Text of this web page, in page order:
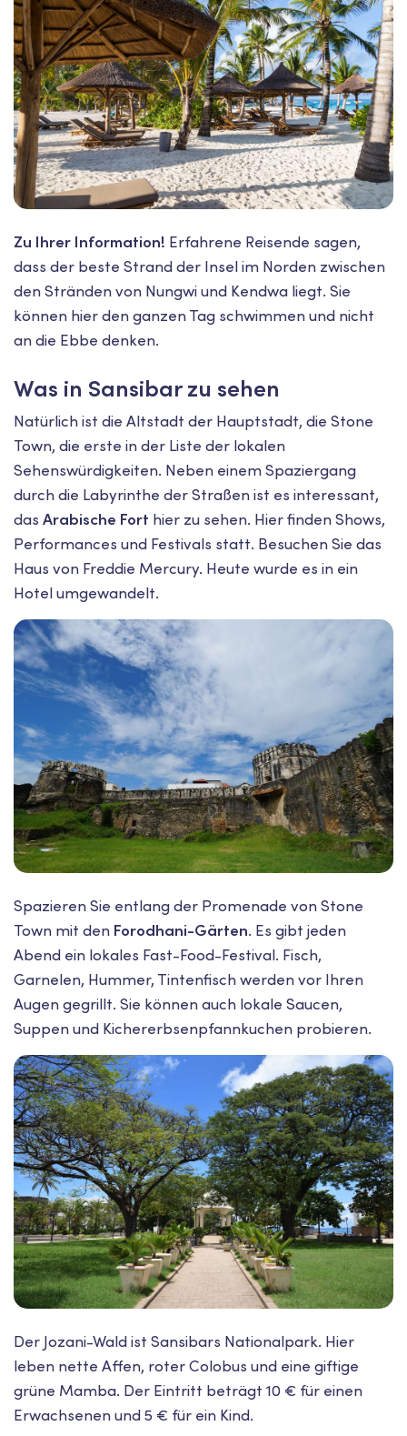
Zu Ihrer Information! Erfahrene Reisende sagen,
dass der beste Strand der Insel im Norden zwischen
den Stränden von Nungwi und Kendwa liegt. Sie
können hier den ganzen Tag schwimmen und nicht
an die Ebbe denken.
Was in Sansibar zu sehen
Natürlich ist die Altstadt der Hauptstadt, die Stone
Town, die erste in der Liste der lokalen
Sehenswürdigkeiten. Neben einem Spaziergang
durch die Labyrinthe der Straßen ist es interessant,
das Arabische Fort hier zu sehen. Hier finden Shows,
Performances und Festivals statt. Besuchen Sie das
Haus von Freddie Mercury. Heute wurde es in ein
Hotel umgewandelt.
Spazieren Sie entlang der Promenade von Stone
Town mit den Forodhani-Gärten. Es gibt jeden
Abend ein lokales Fast-Food-Festival. Fisch,
Garnelen, Hummer, Tintenfisch werden vor Ihren
Augen gegrillt. Sie können auch lokale Saucen,
Suppen und Kichererbsenpfannkuchen probieren.
Der Jozani-Wald ist Sansibars Nationalpark. Hier
leben nette Affen, roter Colobus und eine giftige
grüne Mamba. Der Eintritt beträgt 10 € für einen
Erwachsenen und 5 € für ein Kind.